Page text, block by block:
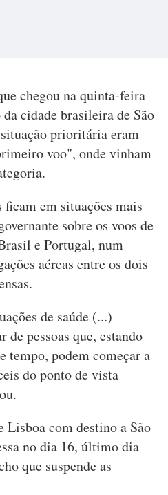
chegou na quinta-feira
cidade brasileira de São
prioritária eram
voo", onde vinham
ficam em situações mais
sobre os voos de
e Portugal, num
aéreas entre os dois
de saúde (...)
de pessoas que, estando
tempo, podem começar a
do ponto de vista
Lisboa com destino a São
no dia 16, último dia
que suspende as